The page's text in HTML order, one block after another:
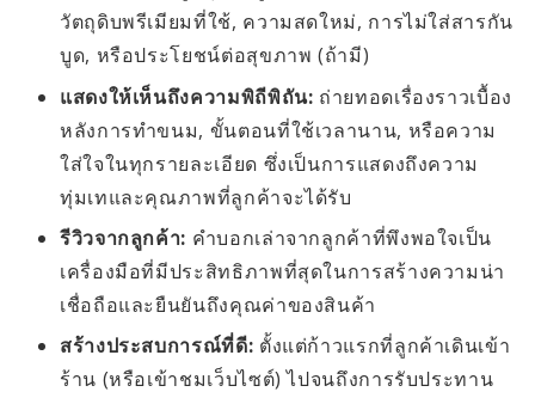
วัตถุดิบพรีเมียมที่ใช้, ความสดใหม่, การไม่ใส่สารกัน
บูด, หรือประโยชน์ต่อสุขภาพ (ถ้ามี)
แสดงให้เห็นถึงความพิถีพิถัน: ถ่ายทอดเรื่องราวเบื้อง
หลังการทำขนม, ขั้นตอนที่ใช้เวลานาน, หรือความ
ใส่ใจในทุกรายละเอียด ซึ่งเป็นการแสดงถึงความ
ทุ่มเทและคุณภาพที่ลูกค้าจะได้รับ
รีวิวจากลูกค้า: คำบอกเล่าจากลูกค้าที่พึงพอใจเป็น
เครื่องมือที่มีประสิทธิภาพที่สุดในการสร้างความน่า
เชื่อถือและยืนยันถึงคุณค่าของสินค้า
สร้างประสบการณ์ที่ดี: ตั้งแต่ก้าวแรกที่ลูกค้าเดินเข้า
ร้าน (หรือเข้าชมเว็บไซต์) ไปจนถึงการรับประทาน